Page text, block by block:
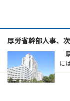
厚労省幹部人事、
に